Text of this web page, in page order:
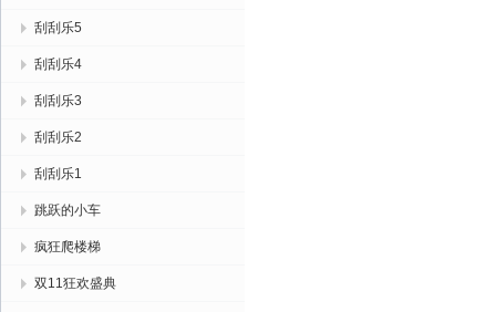
刮刮乐5
刮刮乐4
刮刮乐3
刮刮乐2
刮刮乐1
跳跃的小车
疯狂爬楼梯
双11狂欢盛典